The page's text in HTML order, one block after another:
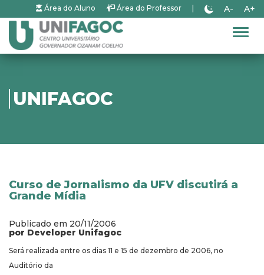
Área do Aluno Área do Professor A- A+
UNIFAGOC
Curso de Jornalismo da UFV discutirá a
Grande Mídia
Publicado em 20/11/2006
por Developer Unifagoc
Será realizada entre os dias 11 e 15 de dezembro de 2006, no
Auditório da